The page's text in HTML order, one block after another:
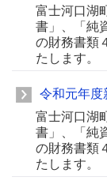
富士河口湖
書」、「純
の財務書類
たします。
令和元年度
富士河口湖
書」、「純
の財務書類
たします。